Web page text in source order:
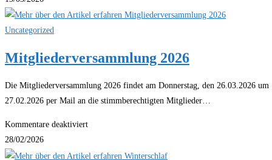
im
Uncategorized
Mitgliederversammlung 2026
Die Mitgliederversammlung 2026 findet am Donnerstag, den 26.03.2026
27.02.2026 per Mail an die stimmberechtigten Mitglieder…
Kommentare deaktiviertfür
2026
28/02/2026